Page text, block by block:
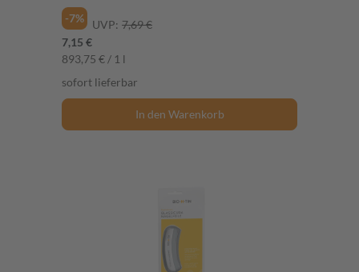
-7%
UVP: 7,69 €
7,15 €
893,75 € / 1 l
sofort lieferbar
In den Warenkorb